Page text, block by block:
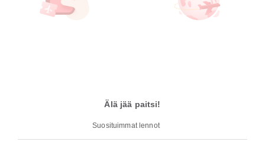
Älä jää paitsi!
Suosituimmat lennot